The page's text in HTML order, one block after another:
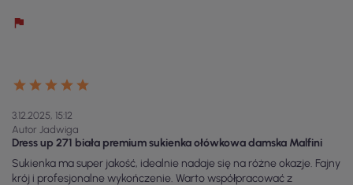
3.12.2025, 15:12
Autor Jadwiga
Dress up 271 biała premium sukienka ołówkowa damska Malfini
Sukienka ma super jakość, idealnie nadaje się na różne okazje. Fajny
krój i profesjonalne wykończenie. Warto współpracować z